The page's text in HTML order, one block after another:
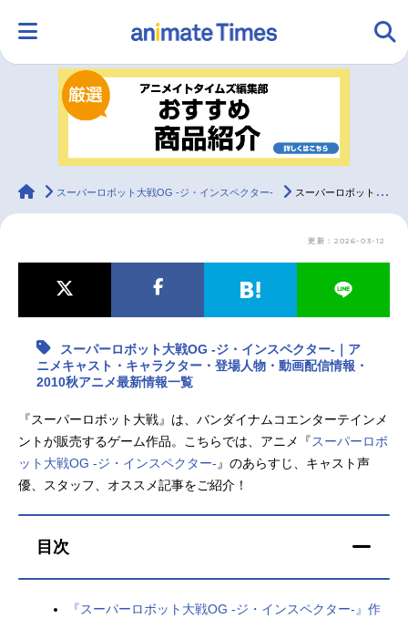
ランキング アニメ
ラジオ
最新記事一覧
アニメ映画一覧 実写化映画一覧
今期アニメ曜日別一覧
春アニメ 夏アニメ
秋アニメ
animateTimes
スーパーロボット大戦OG -ジ・インスペクター- スーパーロボット大戦OG -ジ・インスペクター-｜アニメキャスト・キャラクター・登場人物・動画配信情報・2010秋アニメ最新情報一覧
更新：2026-03-12
スーパーロボット大戦OG -ジ・インスペクター-｜ア
ニメキャスト・キャラクター・登場人物・動画配信情報・
2010秋アニメ最新情報一覧
『スーパーロボット大戦』は、バンダイナムコエンターテインメ
ントが販売するゲーム作品。こちらでは、アニメ『スーパーロボ
ット大戦OG -ジ・インスペクター- 』のあらすじ、キャスト声
優、スタッフ、オススメ記事をご紹介！
目次
『スーパーロボット大戦OG -ジ・インスペクター-』作